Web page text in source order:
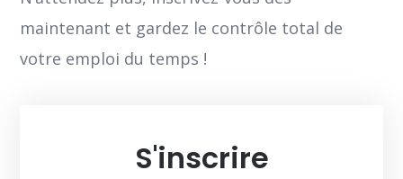
maintenant et gardez le contrôle total de
votre emploi du temps !
S'inscrire